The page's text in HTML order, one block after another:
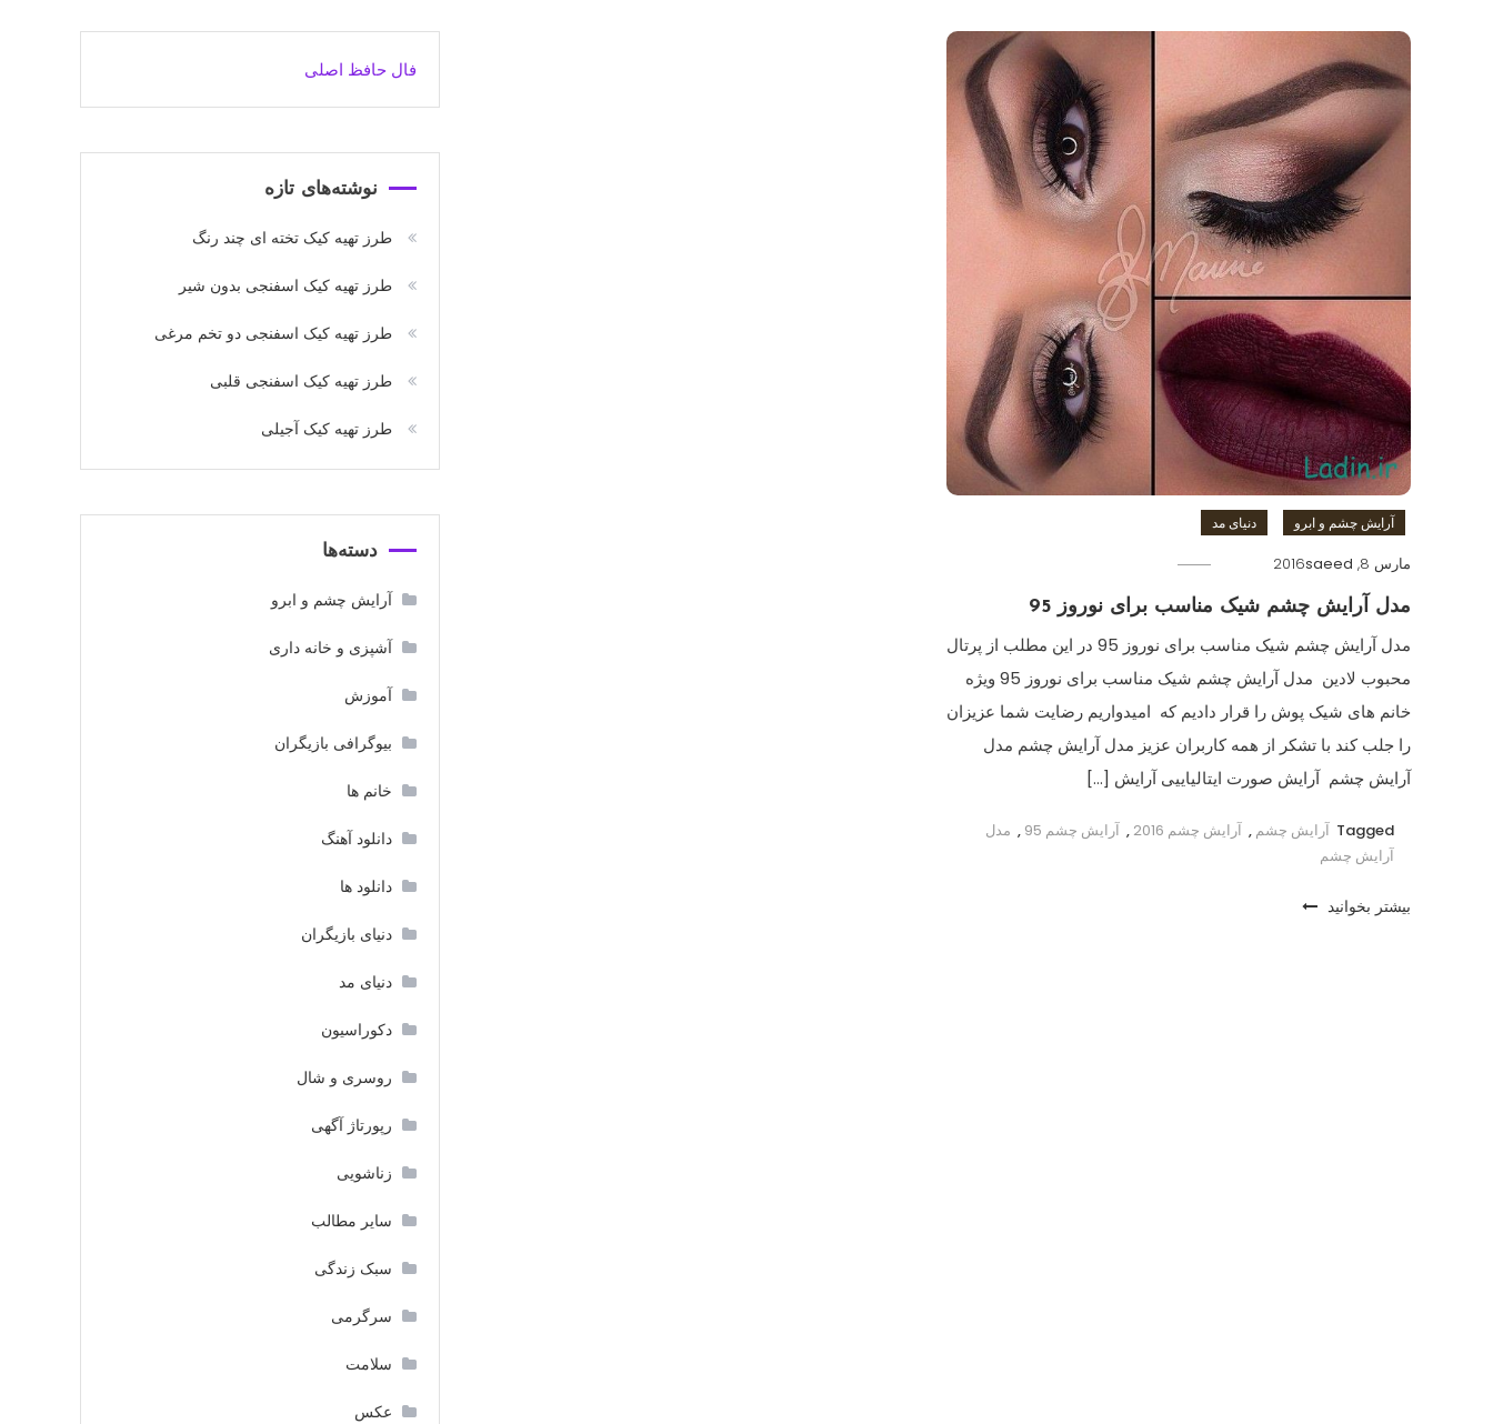
آرایش چشم و ابرو دنیای مد
مارس 8, 2016 saeed
مدل آرایش چشم شیک مناسب برای نوروز 95
مدل آرایش چشم شیک مناسب برای نوروز 95 در این مطلب از پرتال
محبوب لادین مدل آرایش چشم شیک مناسب برای نوروز 95 ویژه
خانم های شیک پوش را قرار دادیم که امیدواریم رضایت شما عزیزان
را جلب کند با تشکر از همه کاربران عزیز مدل آرایش چشم مدل
آرایش چشم آرایش صورت ایتالیاییی آرایش […]
Tagged آرایش چشم , آرایش چشم 2016 , آرایش چشم 95 , مدل
آرایش چشم
بیشتر بخوانید
فال حافظ اصلی
نوشته‌های تازه
طرز تهیه کیک تخته ای چند رنگ
طرز تهیه کیک اسفنجی بدون شیر
طرز تهیه کیک اسفنجی دو تخم مرغی
طرز تهیه کیک اسفنجی قلبی
طرز تهیه کیک آجیلی
دسته‌ها
آرایش چشم و ابرو
آشپزی و خانه داری
آموزش
بیوگرافی بازیگران
خانم ها
دانلود آهنگ
دانلود ها
دنیای بازیگران
دنیای مد
دکوراسیون
روسری و شال
رپورتاژ آگهی
زناشویی
سایر مطالب
سبک زندگی
سرگرمی
سلامت
عکس